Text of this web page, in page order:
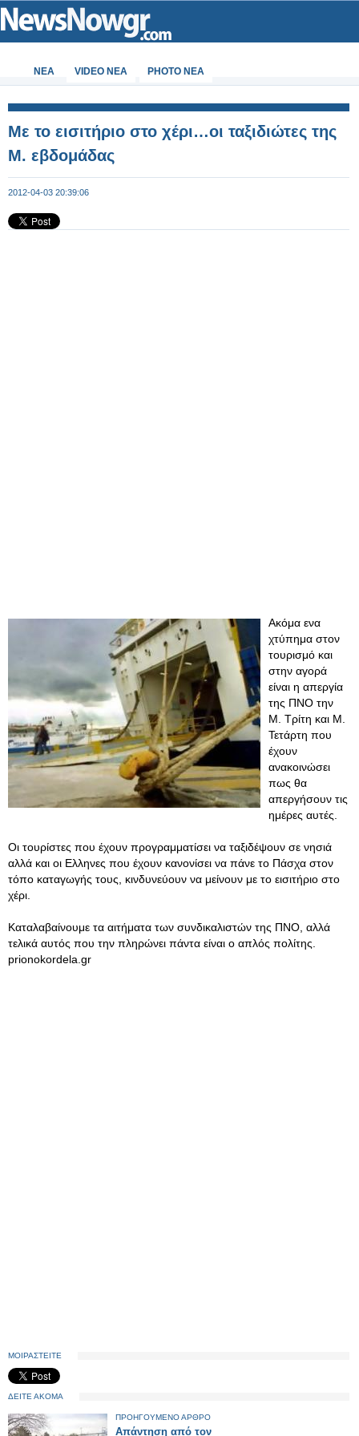
ΝΕΑ VIDEO NEA PHOTO NEA
Με το εισιτήριο στο χέρι…οι ταξιδιώτες της
Μ. εβδομάδας
2012-04-03 20:39:06
Ακόμα ενα
χτύπημα στον
τουρισμό και
στην αγορά
είναι η απεργία
της ΠΝΟ την
Μ. Τρίτη και Μ.
Τετάρτη που
έχουν
ανακοινώσει
πως θα
απεργήσουν τις
ημέρες αυτές.
Οι τουρίστες που έχουν προγραμματίσει να ταξιδέψουν σε νησιά
αλλά και οι Ελληνες που έχουν κανονίσει να πάνε το Πάσχα στον
τόπο καταγωγής τους, κινδυνεύουν να μείνουν με το εισιτήριο στο
χέρι.
Καταλαβαίνουμε τα αιτήματα των συνδικαλιστών της ΠΝΟ, αλλά
τελικά αυτός που την πληρώνει πάντα είναι ο απλός πολίτης.
prionokordela.gr
ΜΟΙΡΑΣΤΕΙΤΕ
ΔΕΙΤΕ ΑΚΟΜΑ
ΠΡΟΗΓΟΥΜΕΝΟ ΑΡΘΡΟ
Απάντηση από τον